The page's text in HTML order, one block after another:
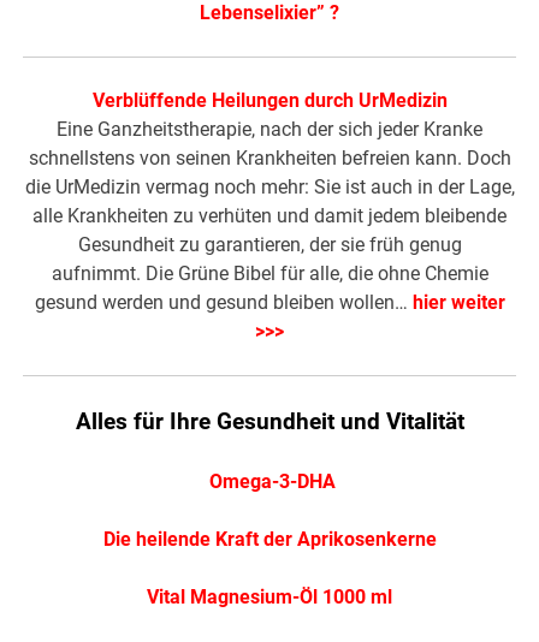
Lebenselixier” ?
Verblüffende Heilungen durch UrMedizin
Eine Ganzheitstherapie, nach der sich jeder Kranke
schnellstens von seinen Krankheiten befreien kann. Doch
die UrMedizin vermag noch mehr: Sie ist auch in der Lage,
alle Krankheiten zu verhüten und damit jedem bleibende
Gesundheit zu garantieren, der sie früh genug
aufnimmt. Die Grüne Bibel für alle, die ohne Chemie
gesund werden und gesund bleiben wollen… hier weiter
>>>
Alles für Ihre Gesundheit und Vitalität
Omega-3-DHA
Die heilende Kraft der Aprikosenkerne
Vital Magnesium-Öl 1000 ml